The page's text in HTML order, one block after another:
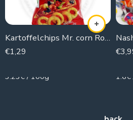
Kartoffelchips Mr. corn Rolino (Pizza)
€1,29
3.23€ / 100g
€